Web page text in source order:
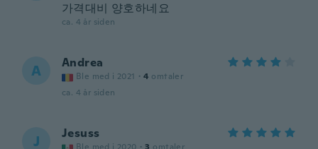
가격대비 양호하네요
ca. 4 år siden
A Andrea
Ble med i 2021 · 4 omtaler
ca. 4 år siden
J Jesuss